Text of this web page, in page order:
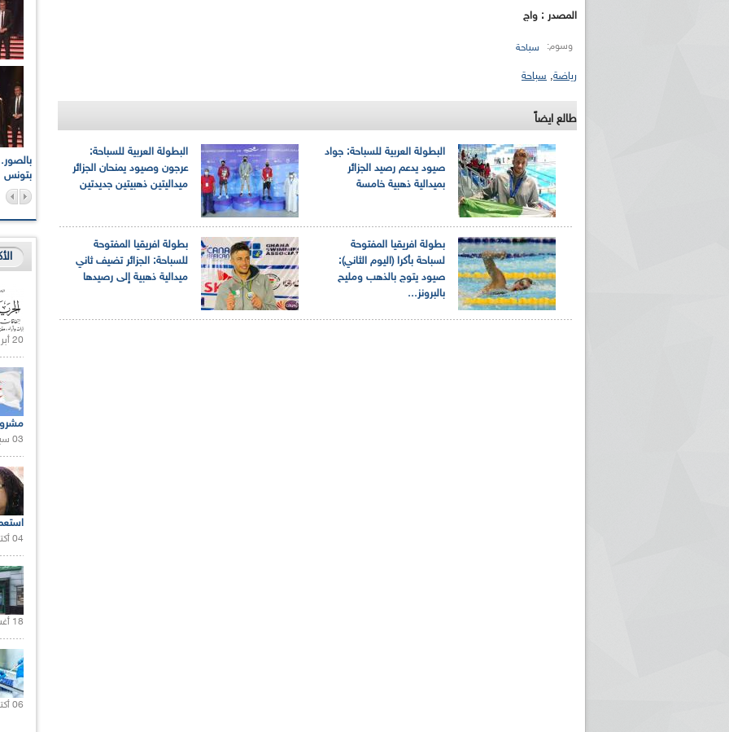
المصدر : واج
وسوم: سباحة
رياضة, سباحة
طالع ايضاً
البطولة العربية للسباحة:
عرجون وصيود يمنحان الجزائر
ميداليتين ذهبيتين جديدتين
البطولة العربية للسباحة: جواد
صيود يدعم رصيد الجزائر
بميدالية ذهبية خامسة
بطولة افريقيا المفتوحة
للسباحة: الجزائر تضيف ثاني
ميدالية ذهبية إلى رصيدها
بطولة افريقيا المفتوحة
لسباحة بأكرا (اليوم الثاني):
صيود يتوج بالذهب ومليح
بالبرونز...
بتونس
الإذاعة الجزائرية تقف دقيقة صمت ترحما على أرواح شهداء
17 أكتوبر 1961
بالصور... اللقاء الوطني لمديري الإذاعات الوطنية والجهوية
حول مرافقة وتغطية الإنتخابات المحلية لـ27 نوفمبر 2021
الإذاعة الجزائرية للرياضيين البارالمبيين المتوجين
20 أبريل 2021 |
03 سبتمبر 2020 |
04 أكتوبر 2020 |
18 أغسطس 2020 |
06 أكتوبر 2021 |